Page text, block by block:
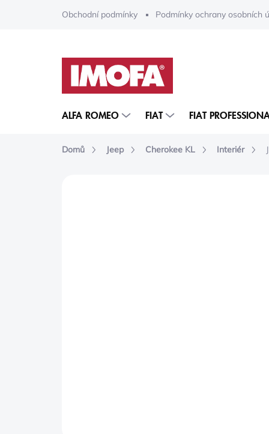
Obchodní podmínky Podmínky ochrany osobních
ALFA ROMEO FIAT FIAT
Domů Jeep Cherokee KL Interiér